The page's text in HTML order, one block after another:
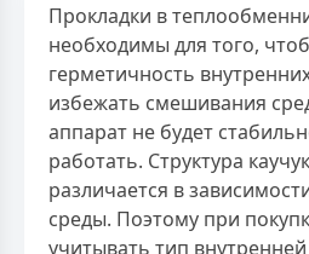
Прокладки в
необходимы для того,
герметичность
избежать смешивания
аппарат не будет
работать. Структура
различается в
среды. Поэтому при
учитывать тип